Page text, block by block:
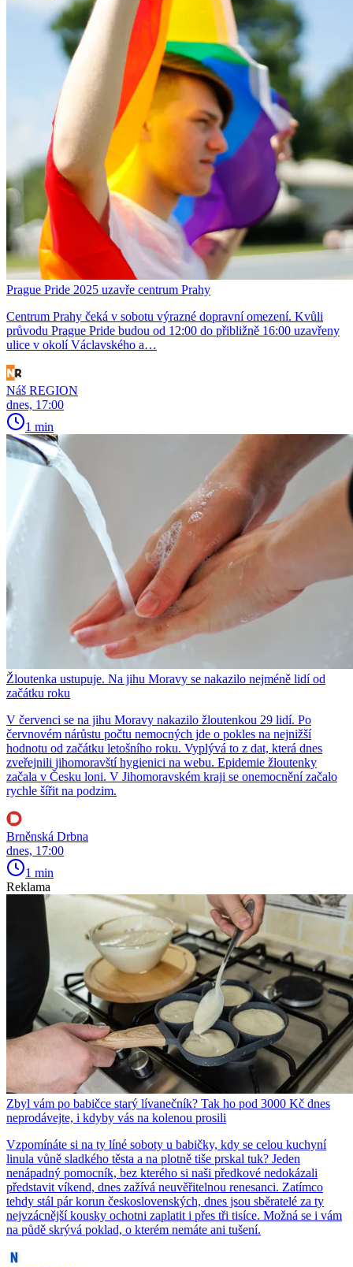
Prague Pride 2025 uzavře centrum Prahy
Centrum Prahy čeká v sobotu výrazné dopravní omezení. Kvůli
průvodu Prague Pride budou od 12:00 do přibližně 16:00 uzavřeny
ulice v okolí Václavského a…
Náš REGION
dnes, 17:00
1 min
Žloutenka ustupuje. Na jihu Moravy se nakazilo nejméně lidí od
začátku roku
V červenci se na jihu Moravy nakazilo žloutenkou 29 lidí. Po
červnovém nárůstu počtu nemocných jde o pokles na nejnižší
hodnotu od začátku letošního roku. Vyplývá to z dat, která dnes
zveřejnili jihomoravští hygienici na webu. Epidemie žloutenky
začala v Česku loni. V Jihomoravském kraji se onemocnění začalo
rychle šířit na podzim.
Brněnská Drbna
dnes, 17:00
1 min
Reklama
Zbyl vám po babičce starý lívanečník? Tak ho pod 3000 Kč dnes
neprodávejte, i kdyby vás na kolenou prosili
Vzpomínáte si na ty líné soboty u babičky, kdy se celou kuchyní
linula vůně sladkého těsta a na plotně tiše prskal tuk? Jeden
nenápadný pomocník, bez kterého si naši předkové nedokázali
představit víkend, dnes zažívá neuvěřitelnou renesanci. Zatímco
tehdy stál pár korun československých, dnes jsou sběratelé za ty
nejvzácnější kousky ochotni zaplatit i přes tři tisíce. Možná se i vám
na půdě skrývá poklad, o kterém nemáte ani tušení.